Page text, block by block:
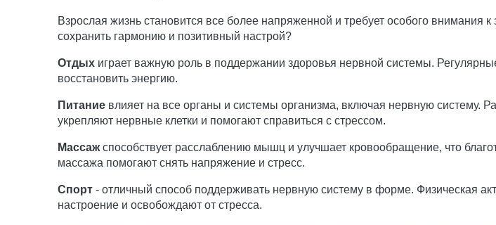
Взрослая жизнь становится все более напряженной и требует особого внимания
сохранить гармонию и позитивный настрой?
Отдых играет важную роль в поддержании здоровья нервной системы.
восстановить энергию.
Питание влияет на все органы и системы организма, включая нервную
укрепляют нервные клетки и помогают справиться с стрессом.
Массажспособствует расслаблению мышц и улучшает кровообращение, что
массажа помогают снять напряжение и стресс.
Спорт - отличный способ поддерживать нервную систему в форме. Физическая
настроение и освобождают от стресса.